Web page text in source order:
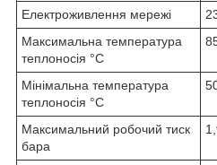
Електроживлення мережі
Максимальна температура
теплоносія °C
Мінімальна температура
теплоносія °C
Максимальний робочий тиск
бара